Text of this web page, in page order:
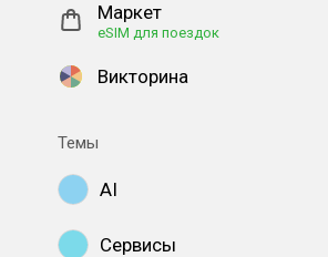
Маркет
eSIM для поездок
Викторина
Темы
AI
Сервисы